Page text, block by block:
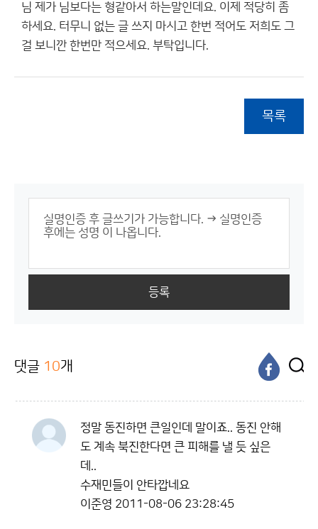
님 제가 님보다는 형같아서 하는말인데요. 이제 적당히 좀
하세요. 터무니 없는 글 쓰지 마시고 한번 적어도 저희도 그
걸 보니깐 한번만 적으세요. 부탁입니다.
목록
등록
댓글 10개
정말 동진하면 큰일인데 말이죠.. 동진 안해
도 계속 북진한다면 큰 피해를 낼 듯 싶은
데..
수재민들이 안타깝네요
이준영 2011-08-06 23:28:45